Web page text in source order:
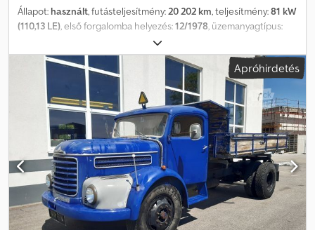
Állapot: használt, futásteljesítmény:20 202 km, teljesítmény:81 kW
(110,13 LE), első forgalomba helyezés:12/1978, üzemanyagtípus:
, tengelyelrendezés:
következő vizsga (TÜV):12/2026, hajtástípus:mechanikai, Gyártási
1978
, * Steyr 690.110/043 háromirányú billenőplatós teherautó
* Eredeti 20 000 km * Saját tömeg: 5 220 kg – Össztömeg: 10 200
kg * Tengelytáv: 4 300 mm – Hasznos teher: 4 910 kg *
Lökettérfogat: 5 976 ccm – Teljesítmény: 81 kW * Billenőplató
belső hossza: 4,18 m Chjdpfx Ajyw Enzsa Dea * Billenőplató belső
szélessége: 2,33 m * Oldalfal magassága: 0,40 m * Minden adat
garancia nélkül * Az elírás és közbenső értékesítés jogát
fenntartjuk * Belső szám: 57
Apróhirdetés